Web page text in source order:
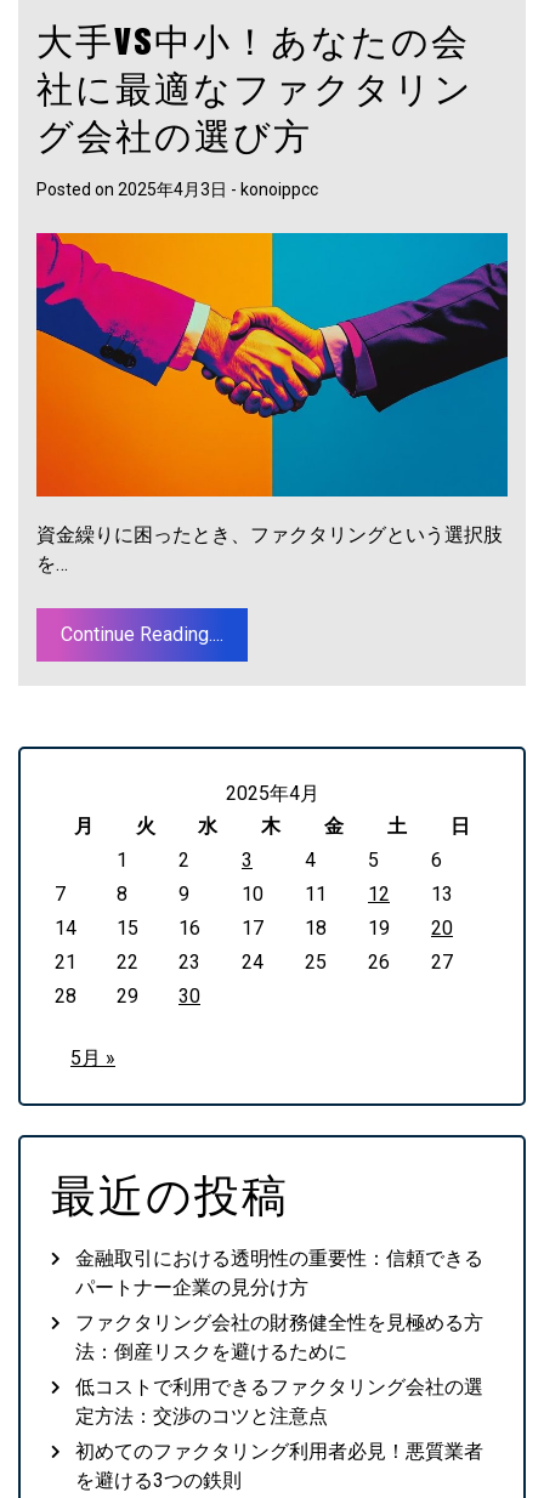
大手vs中小！あなたの会
社に最適なファクタリン
グ会社の選び方
Posted on 2025年4月3日 - konoippcc
資金繰りに困ったとき、ファクタリングという選択肢
を…
Continue Reading....
2025年4月
月
火 水 木 金 土
日
1
2 3 4 5
6
7
8 9 10 11 12
13
14
15 16 17 18 19
20
21
22 23 24 25 26
27
28
29 30
5月 »
最近の投稿
金融取引における透明性の重要性：信頼できる
パートナー企業の見分け方
ファクタリング会社の財務健全性を見極める方
法：倒産リスクを避けるために
低コストで利用できるファクタリング会社の選
定方法：交渉のコツと注意点
初めてのファクタリング利用者必見！悪質業者
を避ける3つの鉄則